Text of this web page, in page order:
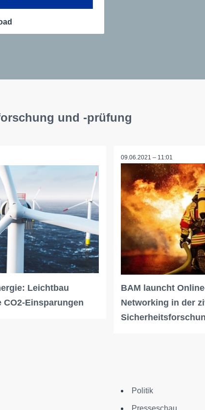
und -prüfung
Leichtbau
Einsparungen
09.06.2021 – 11:01
BAM launcht
Networking in der
Politik